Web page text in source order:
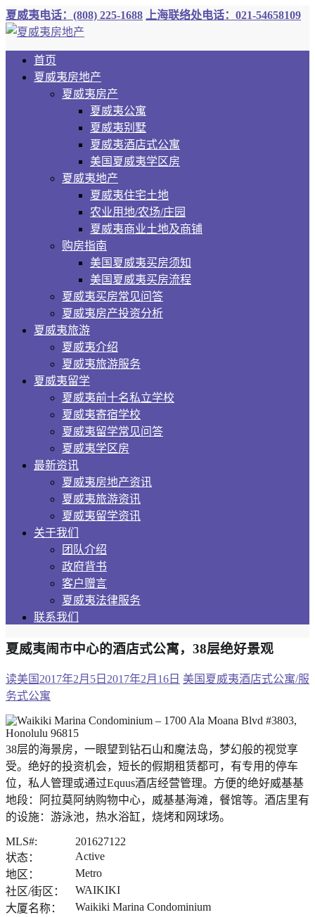
夏威夷电话：(808) 225-1688 上海联络处电话：021-54658109
首页
夏威夷房地产
夏威夷房产
夏威夷公寓
夏威夷别墅
夏威夷酒店式公寓
美国夏威夷学区房
夏威夷地产
夏威夷住宅土地
农业用地/农场/庄园
夏威夷商业土地及商铺
购房指南
美国夏威夷买房须知
美国夏威夷买房流程
夏威夷买房常见问答
夏威夷房产投资分析
夏威夷旅游
夏威夷介绍
夏威夷旅游服务
夏威夷留学
夏威夷前十名私立学校
夏威夷寄宿学校
夏威夷留学常见问答
夏威夷学区房
最新资讯
夏威夷房地产资讯
夏威夷旅游资讯
夏威夷留学资讯
关于我们
团队介绍
政府背书
客户赠言
夏威夷法律服务
联系我们
夏威夷闹市中心的酒店式公寓，38层绝好景观
读美国2017年2月5日 2017年2月16日 美国夏威夷酒店式公寓/服
务式公寓
38层的海景房，一眼望到钻石山和魔法岛，梦幻般的视觉享
受。绝好的投资机会，短长的假期租赁都可，有专用的停车
位，私人管理或通过Equus酒店经营管理。方便的绝好威基基
地段：阿拉莫阿纳购物中心，威基基海滩，餐馆等。酒店里有
的设施：游泳池，热水浴缸，烧烤和网球场。
MLS#:
201627122
状态：
Active
地区：
Metro
社区/街区：
WAIKIKI
大厦名称：
Waikiki Marina Condominium